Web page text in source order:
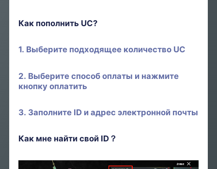
Как пополнить UC?
1. Выберите подходящее количество UC
2. Выберите способ оплаты и нажмите
кнопку оплатить
3. Заполните ID и адрес электронной почты
Как мне найти свой ID？